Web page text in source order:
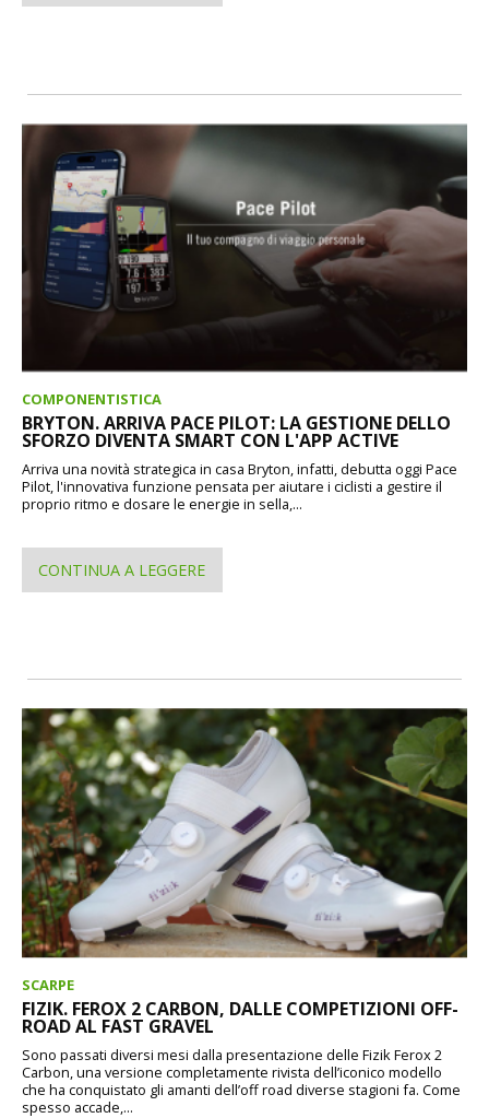
COMPONENTISTICA
BRYTON. ARRIVA PACE PILOT: LA GESTIONE DELLO
SFORZO DIVENTA SMART CON L'APP ACTIVE
Arriva una novità strategica in casa Bryton, infatti, debutta oggi Pace
Pilot, l'innovativa funzione pensata per aiutare i ciclisti a gestire il
proprio ritmo e dosare le energie in sella,...
CONTINUA A LEGGERE
SCARPE
FIZIK. FEROX 2 CARBON, DALLE COMPETIZIONI OFF-
ROAD AL FAST GRAVEL
Sono passati diversi mesi dalla presentazione delle Fizik Ferox 2
Carbon, una versione completamente rivista dell’iconico modello
che ha conquistato gli amanti dell’off road diverse stagioni fa. Come
spesso accade,...